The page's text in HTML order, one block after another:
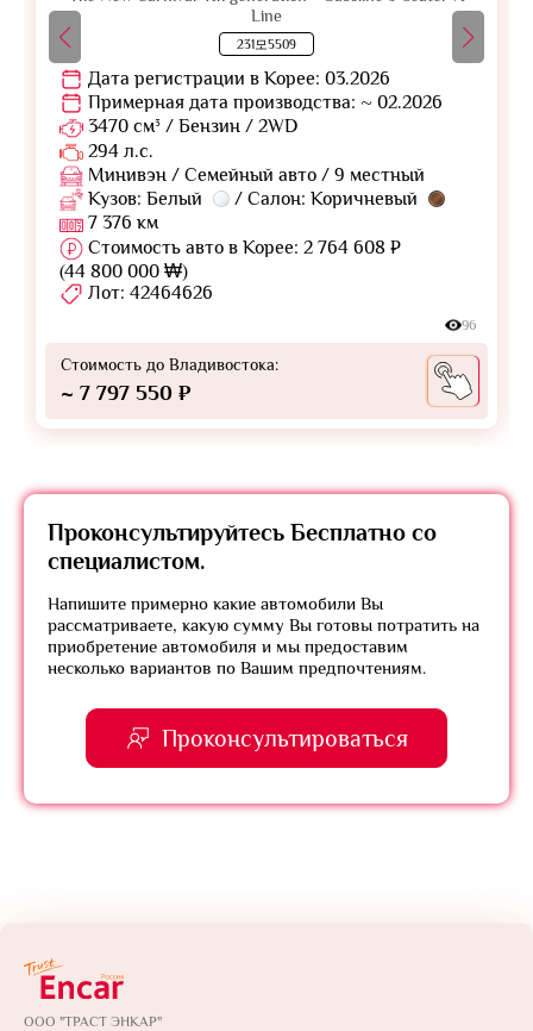
Line
231모5509
Дата регистрации в Корее: 03.2026
Примерная дата производства: ~ 02.2026
3470 см³ / Бензин / 2WD
294 л.с.
Минивэн / Семейный авто / 9 местный
Кузов: Белый
/ Салон: Коричневый
7 376 км
Стоимость авто в Корее: 2 764 608 ₽
(44 800 000 ₩)
Лот: 42464626
96
Стоимость до Владивостока:
~ 7 797 550 ₽
Проконсультируйтесь Бесплатно со
специалистом.
Напишите примерно какие автомобили Вы
рассматриваете, какую сумму Вы готовы потратить на
приобретение автомобиля и мы предоставим
несколько вариантов по Вашим предпочтениям.
Проконсультироваться
ООО "ТРАСТ ЭНКАР"